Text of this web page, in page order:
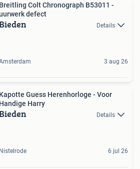
Breitling Colt Chronograph B53011 -
defect
Details
3 aug 26
Kapotte Guess Herenhorloge - Voor
Handige Harry
Details
Nistelrode 6 jul 26